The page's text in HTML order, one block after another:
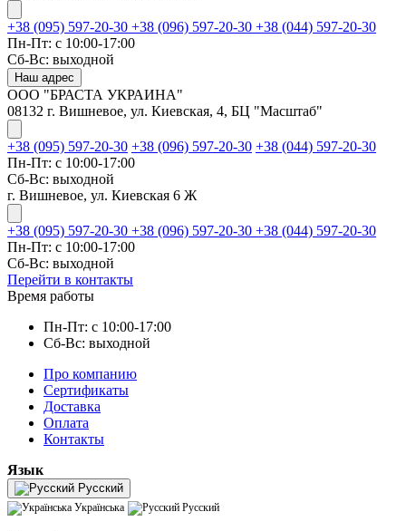
+38 (095) 597-20-30 +38 (096) 597-20-30 +38 (044) 597-20-30
Пн-Пт: с 10:00-17:00
Сб-Вс: выходной
Наш адрес
ООО "БРАСТА УКРАИНА"
08132 г. Вишневое, ул. Киевская, 4, БЦ "Масштаб"
+38 (095) 597-20-30 +38 (096) 597-20-30 +38 (044) 597-20-30
Пн-Пт: с 10:00-17:00
Сб-Вс: выходной
г. Вишневое, ул. Киевская 6 Ж
+38 (095) 597-20-30 +38 (096) 597-20-30 +38 (044) 597-20-30
Пн-Пт: с 10:00-17:00
Сб-Вс: выходной
Перейти в контакты
Время работы
Пн-Пт: с 10:00-17:00
Сб-Вс: выходной
Про компанию
Сертификаты
Доставка
Оплата
Контакты
Язык
Русский
Українська Русский